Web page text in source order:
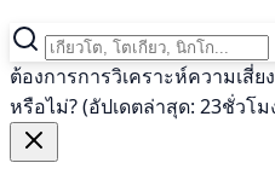
ต้องการการวิเคราะห์ความเสี่
หรือไม่? (อัปเดตล่าสุด: 23ชั่วโ